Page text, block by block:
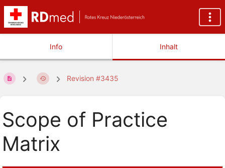
Info Inhalt
Revision #3435
Scope of Practice
Matrix